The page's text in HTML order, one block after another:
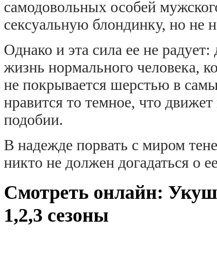
самодовольных особей
сексуальную блондинку, но не
Однако и эта сила ее не
жизнь нормального человека,
не покрывается шерстью в
нравится то темное, что
подобии.
В надежде порвать с миром
никто не должен догадаться о
Смотреть онлайн:
1,2,3 сезоны